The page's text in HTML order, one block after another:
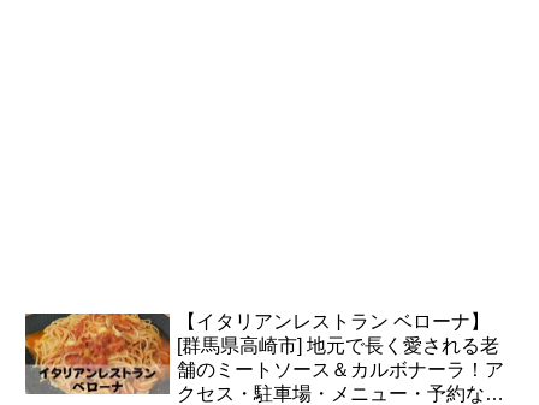
【イタリアンレストラン ベローナ】
[群馬県高崎市] 地元で長く愛される老
舗のミートソース＆カルボナーラ！ア
クセス・駐車場・メニュー・予約など